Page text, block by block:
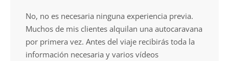
semana?
No, no es necesaria ninguna experiencia previa.
Muchos de mis clientes alquilan una autocaravana
por primera vez. Antes del viaje recibirás toda la
información necesaria y varios vídeos